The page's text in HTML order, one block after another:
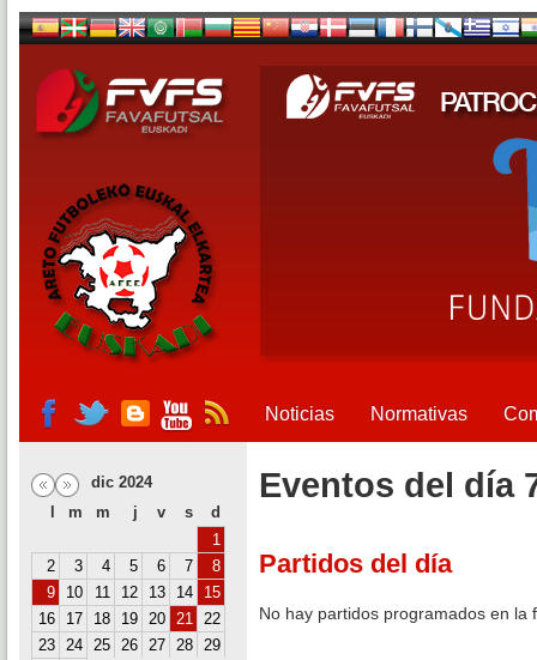
Noticias Normativas
dic 2024
m m j v s
d
1
2
3 4 5 6 7
8
9
10 11 12 13 14
15
16
17 18 19 20 21 22
23 24 25 26 27 28 29
Eventos del día
Partidos del día
No hay partidos programados en la